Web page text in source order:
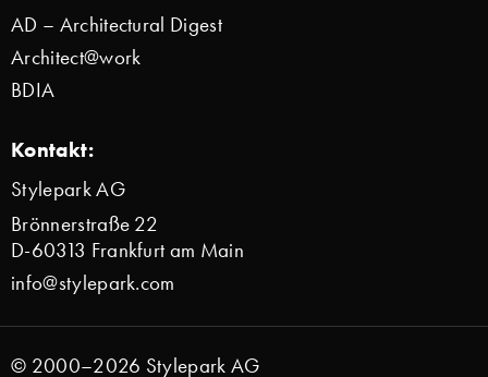
AD – Architectural Digest
Architect@work
BDIA
Kontakt:
Stylepark AG
Brönnerstraße 22
D-60313 Frankfurt am Main
info@stylepark.com
© 2000–2026 Stylepark AG